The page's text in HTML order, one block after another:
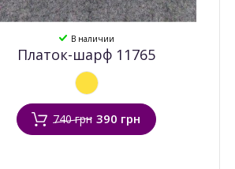
В наличии
Платок-шарф 11765
740 грн 390 грн